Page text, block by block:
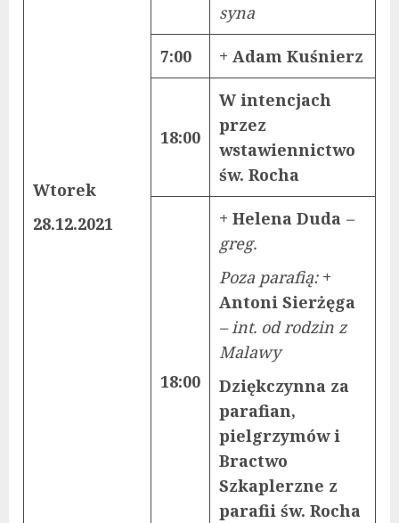
Wtorek
28.12.2021
syna
7:00 + Adam Kuśnierz
18:00
W intencjach
przez
wstawiennictwo
św. Rocha
18:00
+ Helena Duda –
greg.
Poza parafią: +
Antoni Sierżęga
– int. od rodzin z
Malawy
Dziękczynna za
parafian,
pielgrzymów i
Bractwo
Szkaplerzne z
parafii św. Rocha